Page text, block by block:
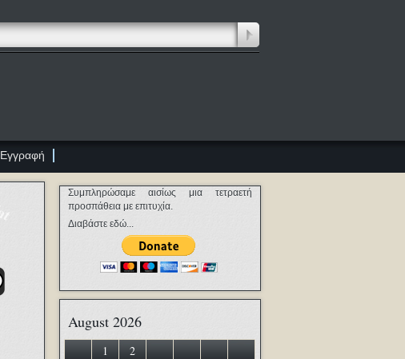
Εγγραφή
Συμπληρώσαμε αισίως μια τετραετή
προσπάθεια με επιτυχία.
Διαβάστε εδώ...
August 2026
1
2